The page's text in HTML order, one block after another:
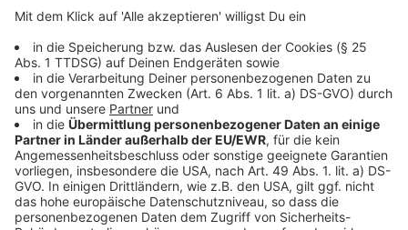
Folge uns für mehr News & Updates:
Anzeige
Instagram| Facebook| WhatsApp-Kanal
Anzeige